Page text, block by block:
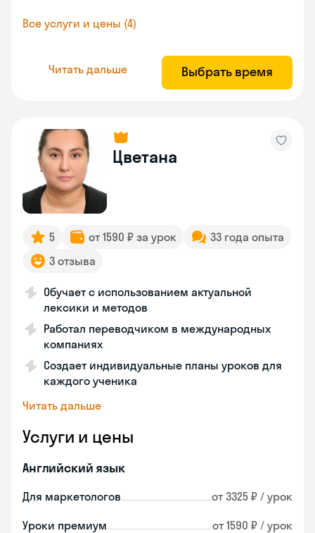
Все услуги и цены (4)
Читать дальше Выбрать время
Цветана
5 от 1590 ₽ за урок
33 года опыта
3 отзыва
Обучает с использованием актуальной
лексики и методов
Работал переводчиком в международных
компаниях
Создает индивидуальные планы уроков для
каждого ученика
Читать дальше
Услуги и цены
Английский язык
Для маркетологов от 3325 ₽ / урок
Уроки премиум от 1590 ₽ / урок